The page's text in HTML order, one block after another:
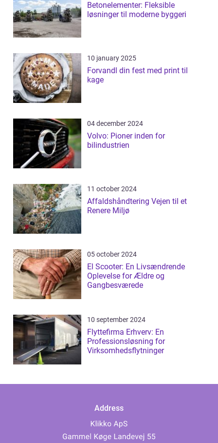
Betonelementer: Fleksible
løsninger til moderne byggeri
10 january 2025
Forvandl din fest med print til
kage
04 december 2024
Volvo: Pioner inden for
bilindustrien
11 october 2024
Affaldshåndtering Vejen til et
Renere Miljø
05 october 2024
El Scooter: En Livsændrende
Oplevelse for Ældre og
Gangbesværede
10 september 2024
Flyttefirma Erhverv: En
Professionsløsning for
Virksomhedsflytninger
Address